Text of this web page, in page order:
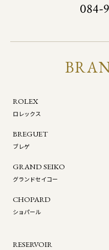
084-
ROLEX
ロレックス
BREGUET
ブレゲ
GRAND SEIKO
グランドセイコー
CHOPARD
ショパール
RESERVOIR